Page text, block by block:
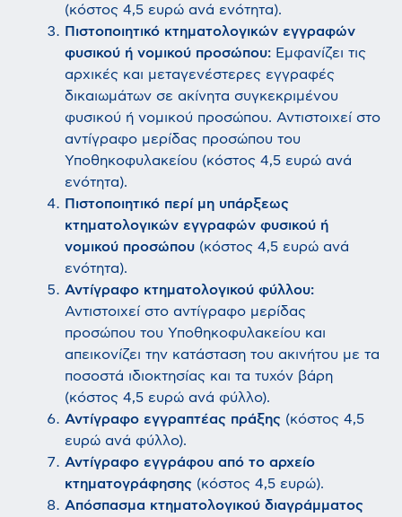
(κόστος 4,5 ευρώ ανά ενότητα).
Πιστοποιητικό κτηματολογικών εγγραφών
φυσικού ή νομικού προσώπου: Εμφανίζει τις
αρχικές και μεταγενέστερες εγγραφές
δικαιωμάτων σε ακίνητα συγκεκριμένου
φυσικού ή νομικού προσώπου. Αντιστοιχεί στο
αντίγραφο μερίδας προσώπου του
Υποθηκοφυλακείου (κόστος 4,5 ευρώ ανά
ενότητα).
Πιστοποιητικό περί μη υπάρξεως
κτηματολογικών εγγραφών φυσικού ή
νομικού προσώπου (κόστος 4,5 ευρώ ανά
ενότητα).
Αντίγραφο κτηματολογικού φύλλου:
Αντιστοιχεί στο αντίγραφο μερίδας
προσώπου του Υποθηκοφυλακείου και
απεικονίζει την κατάσταση του ακινήτου με τα
ποσοστά ιδιοκτησίας και τα τυχόν βάρη
(κόστος 4,5 ευρώ ανά φύλλο).
Αντίγραφο εγγραπτέας πράξης (κόστος 4,5
ευρώ ανά φύλλο).
Αντίγραφο εγγράφου από το αρχείο
κτηματογράφησης (κόστος 4,5 ευρώ).
Απόσπασμα κτηματολογικού διαγράμματος